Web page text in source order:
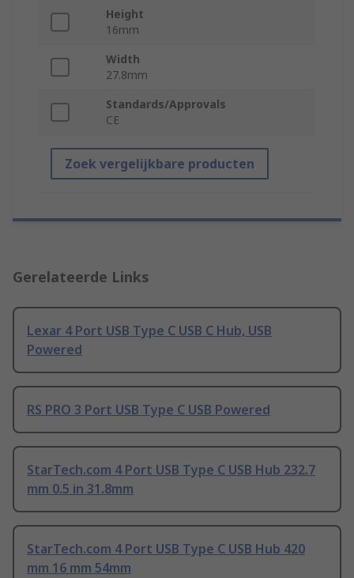
Height
16mm
Width
27.8mm
Standards/Approvals
CE
Zoek vergelijkbare producten
Gerelateerde Links
Lexar 4 Port USB Type C USB C Hub, USB
Powered
RS PRO 3 Port USB Type C USB Powered
StarTech.com 4 Port USB Type C USB Hub 232.7
mm 0.5 in 31.8mm
StarTech.com 4 Port USB Type C USB Hub 420
mm 16 mm 54mm